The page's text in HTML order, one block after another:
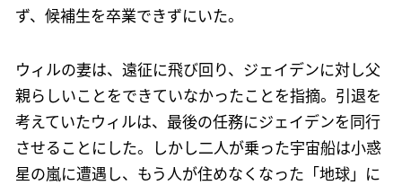
ず、候補生を卒業できずにいた。
ウィルの妻は、遠征に飛び回り、ジェイデンに対し父
親らしいことをできていなかったことを指摘。引退を
考えていたウィルは、最後の任務にジェイデンを同行
させることにした。しかし二人が乗った宇宙船は小惑
星の嵐に遭遇し、もう人が住めなくなった「地球」に